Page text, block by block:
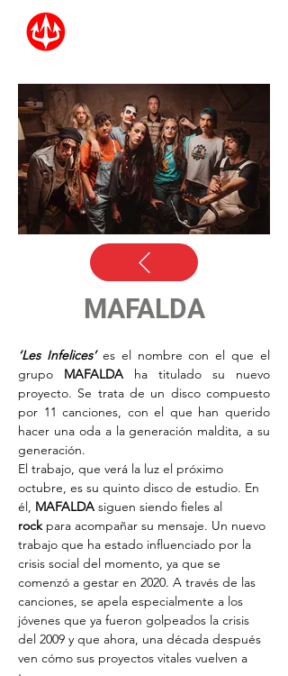
MAFALDA
‘Les Infelices’ es el nombre con el que el
grupo MAFALDA ha titulado su nuevo
proyecto. Se trata de un disco compuesto
por 11 canciones, con el que han querido
hacer una oda a la generación maldita, a su
generación.
El trabajo, que verá la luz el próximo
octubre, es su quinto disco de estudio. En
él, MAFALDA siguen siendo fieles al
rock para acompañar su mensaje. Un nuevo
trabajo que ha estado influenciado por la
crisis social del momento, ya que se
comenzó a gestar en 2020. A través de las
canciones, se apela especialmente a los
jóvenes que ya fueron golpeados la crisis
del 2009 y que ahora, una década después
ven cómo sus proyectos vitales vuelven a